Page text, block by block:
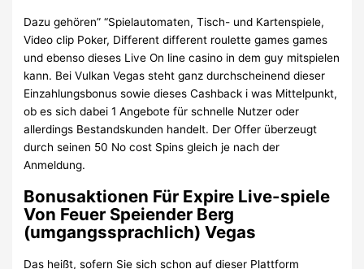
Dazu gehören” “Spielautomaten, Tisch- und Kartenspiele,
Video clip Poker, Different different roulette games games
und ebenso dieses Live On line casino in dem guy mitspielen
kann. Bei Vulkan Vegas steht ganz durchscheinend dieser
Einzahlungsbonus sowie dieses Cashback i was Mittelpunkt,
ob es sich dabei 1 Angebote für schnelle Nutzer oder
allerdings Bestandskunden handelt. Der Offer überzeugt
durch seinen 50 No cost Spins gleich je nach der
Anmeldung.
Bonusaktionen Für Expire Live-spiele
Von Feuer Speiender Berg
(umgangssprachlich) Vegas
Das heißt, sofern Sie sich schon auf dieser Plattform